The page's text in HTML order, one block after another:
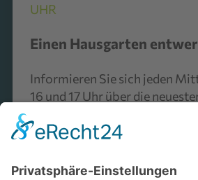
UHR
Einen Hausgarten
Informieren Sie sich jeden
16 und 17 Uhr über die
Der Treffpunkt Grün ist die